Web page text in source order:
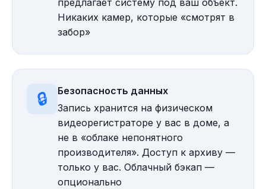
предлагает систему под ваш объект.
Никаких камер, которые «смотрят в
забор»
🔒
Безопасность данных
Запись хранится на физическом
видеорегистраторе у вас в доме, а
не в «облаке непонятного
производителя». Доступ к архиву —
только у вас. Облачный бэкап —
опционально